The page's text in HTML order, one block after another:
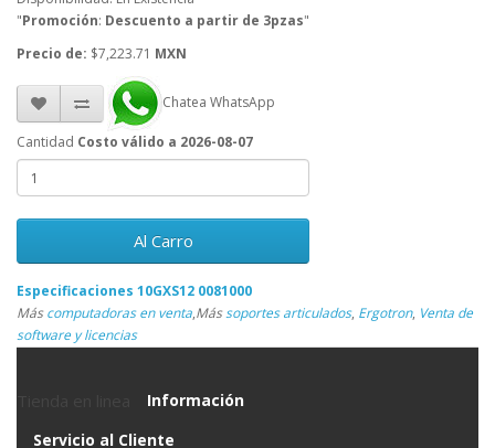
"Promoción: Descuento a partir de 3pzas"
Precio de: $7,223.71 MXN
Chatea WhatsApp
Cantidad Costo válido a 2026-08-07
Al Carro
Especificaciones 10GXS12 0081000
Máscomputadoras en venta,Mássoportes articulados, Ergotron, Venta de
software y licencias
Información
Servicio al Cliente